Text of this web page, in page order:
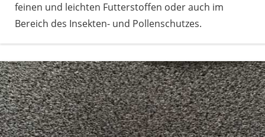
feinen und leichten Futterstoffen oder auch im
Bereich des Insekten- und Pollenschutzes.